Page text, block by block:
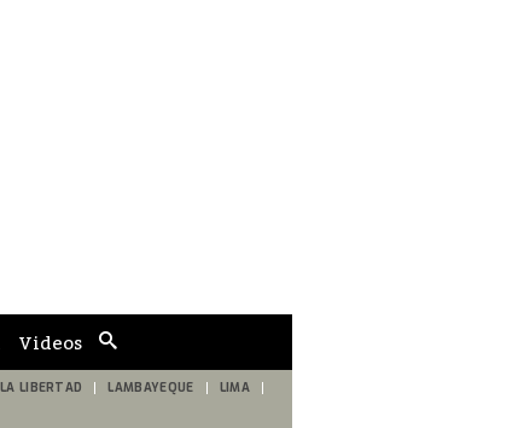
de
búsqueda
Videos
LA LIBERTAD LAMBAYEQUE LIMA